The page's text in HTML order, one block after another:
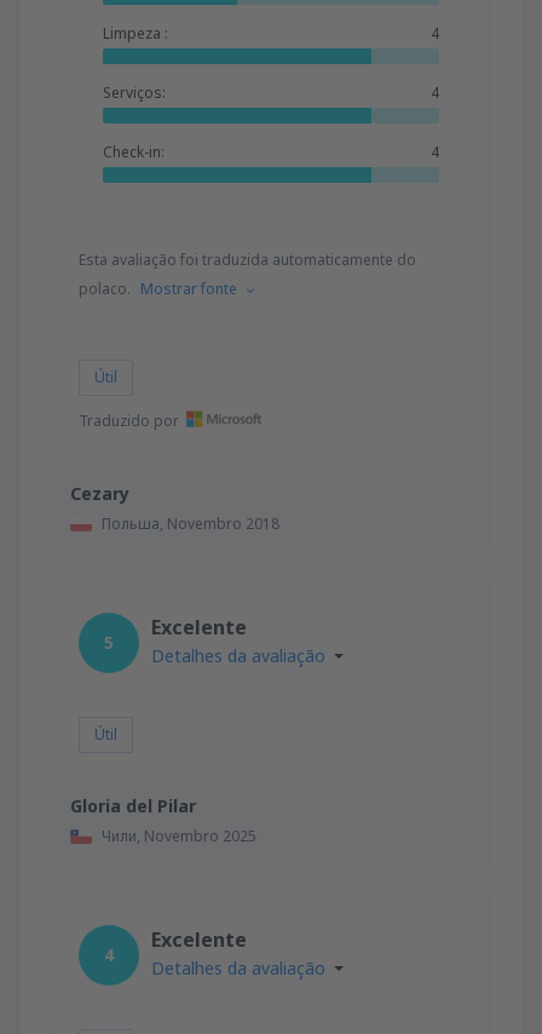
Cezary
Польша, Novembro 2018
Limpeza : 4
Serviços: 4
Check-in: 4
Esta avaliação foi traduzida automaticamente do
polaco. Mostrar fonte
Útil
Traduzido por
Gloria del Pilar
Чили, Novembro 2025
5
Excelente
Detalhes da avaliação
Útil
4
Excelente
Detalhes da avaliação